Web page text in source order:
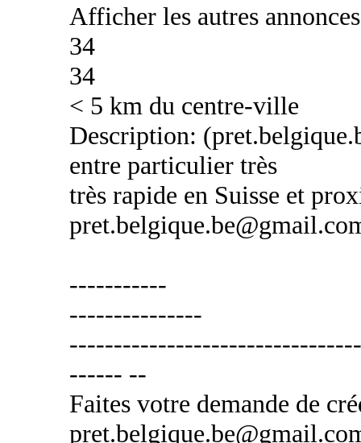
Afficher les autres
34
34
< 5 km du centre-ville
Description:
entre particulier très
très rapide en Suisse et
-----------
---------------
------ --
Faites votre demande de